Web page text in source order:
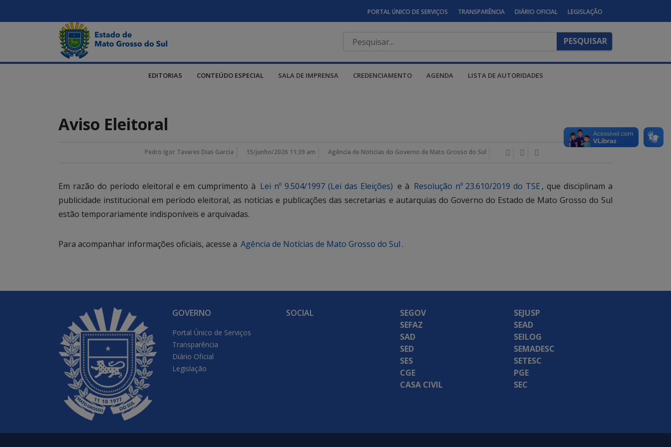
PORTAL ÚNICO DE SERVIÇOS TRANSPARÊNCIA DIÁRIO OFICIAL LEGISLAÇÃO
EDITORIAS CONTEÚDO ESPECIAL SALA DE IMPRENSA CREDENCIAMENTO AGENDA LISTA DE AUTORIDADES
Aviso Eleitoral
Pedro Igor Tavares Dias Garcia 15/junho/2026 11:39 am Agência de Noticias do Governo de Mato Grosso do Sul
Em razão do período eleitoral e em cumprimento à Lei nº 9.504/1997 (Lei das Eleições) e à Resolução nº 23.610/2019 do TSE , que disciplinam a
publicidade institucional em período eleitoral, as notícias e publicações das secretarias e autarquias do Governo do Estado de Mato Grosso do Sul
estão temporariamente indisponíveis e arquivadas.
Para acompanhar informações oficiais, acesse a Agência de Notícias de Mato Grosso do Sul .
GOVERNO
Portal Único de Serviços
Transparência
Diário Oficial
Legislação
SOCIAL
SEGOV
SEFAZ
SAD
SED
SES
CGE
CASA CIVIL
SEJUSP
SEAD
SEILOG
SEMADESC
SETESC
PGE
SEC